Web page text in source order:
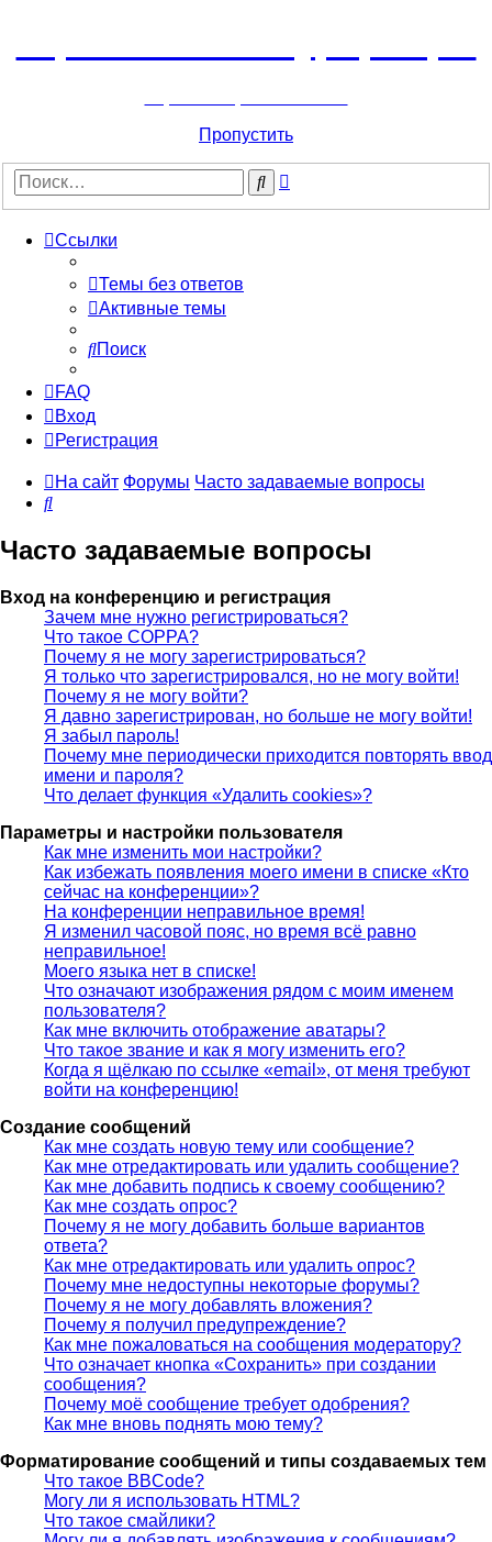
Пропустить
Поиск
Ссылки
Темы без ответов
Активные темы
Поиск
FAQ
Вход
Регистрация
На сайт Форумы Часто задаваемые вопросы
Поиск
Часто задаваемые вопросы
Вход на конференцию и регистрация
Зачем мне нужно регистрироваться?
Что такое COPPA?
Почему я не могу зарегистрироваться?
Я только что зарегистрировался, но не могу войти!
Почему я не могу войти?
Я давно зарегистрирован, но больше не могу войти!
Я забыл пароль!
Почему мне периодически приходится повторять ввод
имени и пароля?
Что делает функция «Удалить cookies»?
Параметры и настройки пользователя
Как мне изменить мои настройки?
Как избежать появления моего имени в списке «Кто
сейчас на конференции»?
На конференции неправильное время!
Я изменил часовой пояс, но время всё равно
неправильное!
Моего языка нет в списке!
Что означают изображения рядом с моим именем
пользователя?
Как мне включить отображение аватары?
Что такое звание и как я могу изменить его?
Когда я щёлкаю по ссылке «email», от меня требуют
войти на конференцию!
Создание сообщений
Как мне создать новую тему или сообщение?
Как мне отредактировать или удалить сообщение?
Как мне добавить подпись к своему сообщению?
Как мне создать опрос?
Почему я не могу добавить больше вариантов
ответа?
Как мне отредактировать или удалить опрос?
Почему мне недоступны некоторые форумы?
Почему я не могу добавлять вложения?
Почему я получил предупреждение?
Как мне пожаловаться на сообщения модератору?
Что означает кнопка «Сохранить» при создании
сообщения?
Почему моё сообщение требует одобрения?
Как мне вновь поднять мою тему?
Форматирование сообщений и типы создаваемых тем
Что такое BBCode?
Могу ли я использовать HTML?
Что такое смайлики?